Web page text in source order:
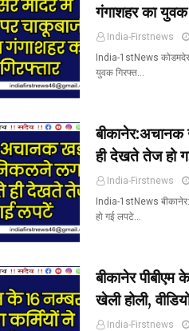
गंगाशहर का युवक
India-Firstnews
India-1stNews
युवक गिरफ्त…
ही देखते तेज हो
India-Firstnews
India-1stNews
हो गई लपटे…
बीकानेर पीबीएम
खेली होली,
India-Firstnews